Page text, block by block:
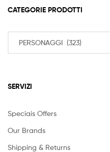
CATEGORIE PRODOTTI
SERVIZI
Speciais Offers
Our Brands
Shipping & Returns